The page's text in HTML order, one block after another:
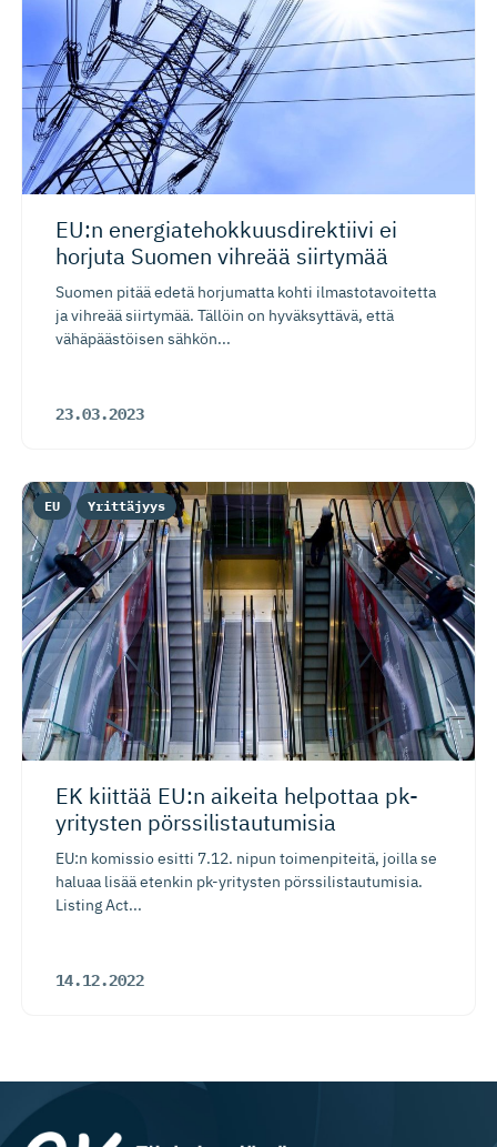
EU:n energiate­hok­kuus­di­rektiivi ei
horjuta Suomen vihreää siirtymää
Suomen pitää edetä horjumatta kohti ilmastotavoitetta
ja vihreää siirtymää. Tällöin on hyväksyttävä, että
vähäpäästöisen sähkön...
23.03.2023
EK kiittää EU:n aikeita helpottaa pk-
yritysten pörssilis­tau­tumisia
EU:n komissio esitti 7.12. nipun toimenpiteitä, joilla se
haluaa lisää etenkin pk-yritysten pörssilistautumisia.
Listing Act...
14.12.2022
EU Yrittäjyys